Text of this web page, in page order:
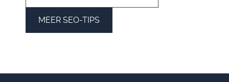
MEER SEO-TIPS